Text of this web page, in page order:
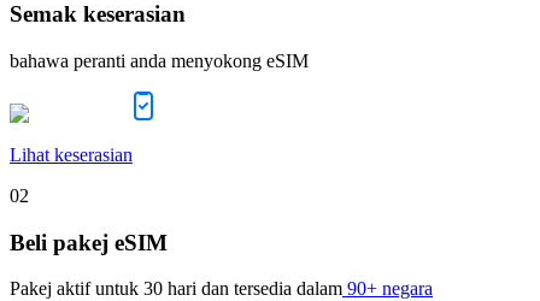
Semak keserasian
bahawa peranti anda menyokong eSIM
Lihat keserasian
02
Beli pakej eSIM
Pakej aktif untuk 30 hari dan tersedia dalam 90+ negara